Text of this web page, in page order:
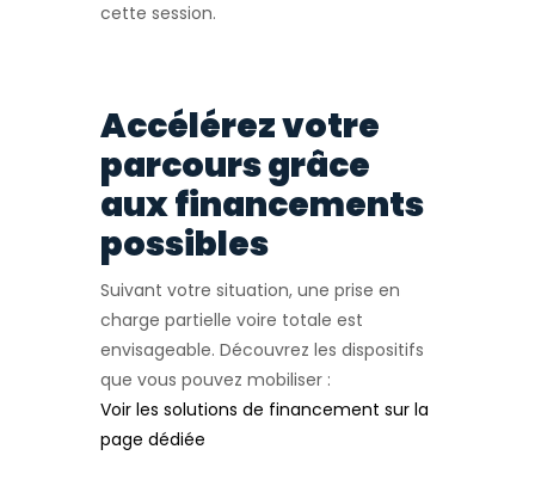
cette session.
Accélérez votre
parcours grâce
aux financements
possibles
Suivant votre situation, une prise en
charge partielle voire totale est
envisageable. Découvrez les dispositifs
que vous pouvez mobiliser :
Voir les solutions de financement sur la
page dédiée